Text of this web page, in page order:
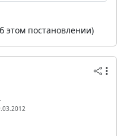
этом постановлении)